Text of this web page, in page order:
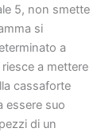
5, non smette
si
a
a mettere
cassaforte
essere suo
di un